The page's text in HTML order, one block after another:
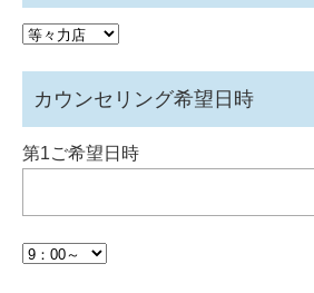
カウンセリング希望日時
第1ご希望日時